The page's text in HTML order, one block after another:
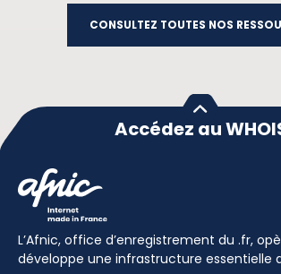
CONSULTEZ TOUTES NOS
Accédez au
L’Afnic, office d’enregistrement du .fr,
développe une infrastructure essentielle